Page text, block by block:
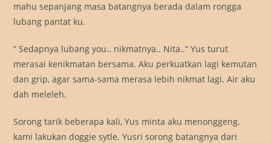
mahu sepanjang masa batangnya berada dalam rongga
lubang pantat ku.
” Sedapnya lubang you.. nikmatnya.. Nita..” Yus turut
merasai kenikmatan bersama. Aku perkuatkan lagi kemutan
dan grip, agar sama-sama merasa lebih nikmat lagi. Air aku
dah meleleh.
Sorong tarik beberapa kali, Yus minta aku menonggeng.
kami lakukan doggie sytle. Yusri sorong batangnya dari